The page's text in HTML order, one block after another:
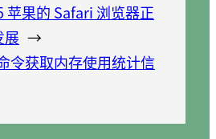
苹果的 Safari 浏览器正
展 →
令获取内存使用统计信